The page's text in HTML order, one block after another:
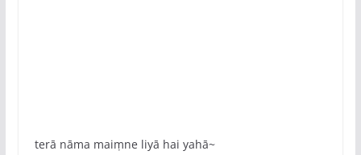
terā nāma maiṃne liyā hai yahā~